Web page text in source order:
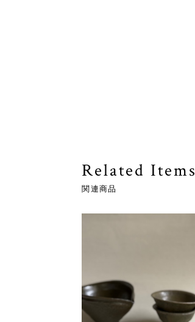
Related Items
関連商品